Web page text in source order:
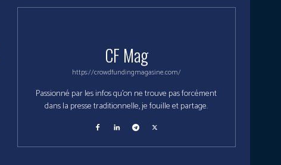
CF Mag
https://crowdfundingmagasine.com/
Passionné par les infos qu'on ne trouve pas forcément
dans la presse traditionnelle, je fouille et partage.